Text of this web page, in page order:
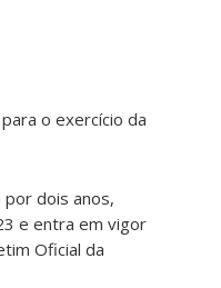
o exercício da
por dois anos,
e entra em vigor
Oficial da